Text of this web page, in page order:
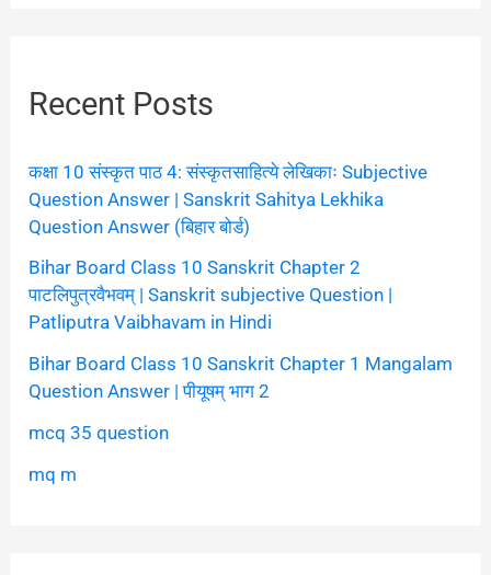
Recent Posts
कक्षा 10 संस्कृत पाठ 4: संस्कृतसाहित्ये लेखिकाः Subjective
Question Answer | Sanskrit Sahitya Lekhika
Question Answer (बिहार बोर्ड)
Bihar Board Class 10 Sanskrit Chapter 2
पाटलिपुत्रवैभवम् | Sanskrit subjective Question |
Patliputra Vaibhavam in Hindi
Bihar Board Class 10 Sanskrit Chapter 1 Mangalam
Question Answer | पीयूषम् भाग 2
mcq 35 question
mq m